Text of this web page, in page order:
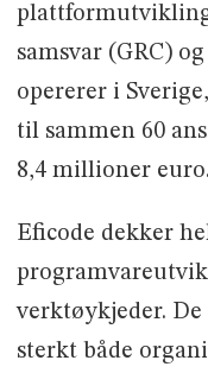
samsvar (GRC)
opererer i
til sammen 60
8,4 millioner euro.
Eficode dekker
verktøykjeder. De
sterkt både